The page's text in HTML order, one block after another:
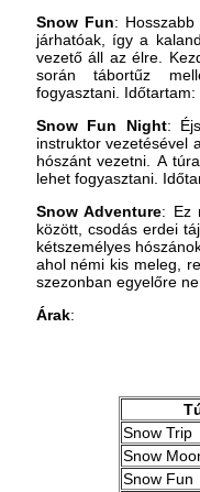
Snow Fun:
járhatóak, így a
vezető áll az élre.
során tábortűz
fogyasztani.
Snow Fun Night:
instruktor vezetésével
hószánt vezetni.A
lehet fogyasztani.
Snow Adventure: Ez
között, csodás erdei
kétszemélyes
ahol némi kis meleg,
szezonban egyelőre
Árak:
Snow Trip
Snow
Snow Fun